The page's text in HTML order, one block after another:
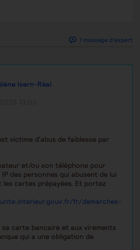
1 message d'expert
Isern-Réal
victime d'abus de faiblesse par
et/ou son téléphone pour
des personnes qui abusent de lui
cartes prépayées. Et portez
fr/demarches-
carte bancaire et aux virements
qui a une obligation de